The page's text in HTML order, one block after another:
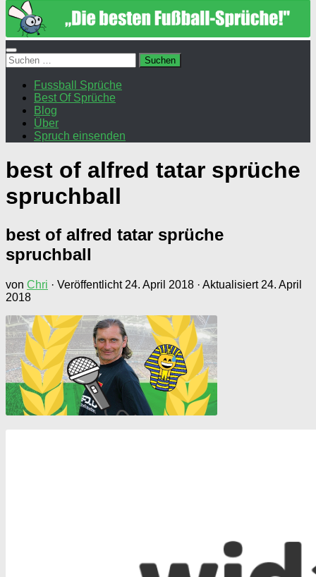
Suchen
nach:
Fussball Sprüche
Best Of Sprüche
Blog
Über
Spruch einsenden
best of alfred tatar sprüche
spruchball
best of alfred tatar sprüche
spruchball
von Chri · Veröffentlicht 24. April 2018 · Aktualisiert 24. April
2018